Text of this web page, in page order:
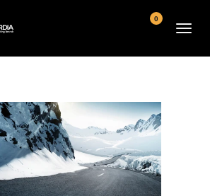
Kontakt
Köpvillkor
0